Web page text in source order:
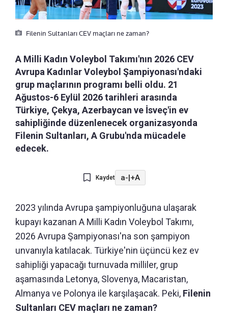
Filenin Sultanları CEV maçları ne zaman?
A Milli Kadın Voleybol Takımı'nın 2026 CEV
Avrupa Kadınlar Voleybol Şampiyonası'ndaki
grup maçlarının programı belli oldu. 21
Ağustos-6 Eylül 2026 tarihleri arasında
Türkiye, Çekya, Azerbaycan ve İsveç'in ev
sahipliğinde düzenlenecek organizasyonda
Filenin Sultanları, A Grubu'nda mücadele
edecek.
Kaydet a-|+A
2023 yılında Avrupa şampiyonluğuna ulaşarak
kupayı kazanan A Milli Kadın Voleybol Takımı,
2026 Avrupa Şampiyonası'na son şampiyon
unvanıyla katılacak. Türkiye'nin üçüncü kez ev
sahipliği yapacağı turnuvada milliler, grup
aşamasında Letonya, Slovenya, Macaristan,
Almanya ve Polonya ile karşılaşacak. Peki, Filenin
Sultanları CEV maçları ne zaman?